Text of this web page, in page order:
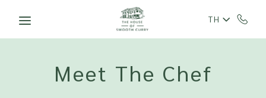
TH
Meet The Chef